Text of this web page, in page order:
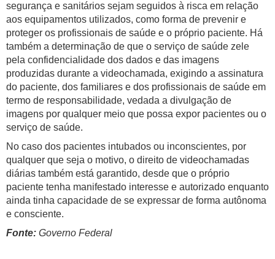
segurança e sanitários sejam seguidos à risca em relação
aos equipamentos utilizados, como forma de prevenir e
proteger os profissionais de saúde e o próprio paciente. Há
também a determinação de que o serviço de saúde zele
pela confidencialidade dos dados e das imagens
produzidas durante a videochamada, exigindo a assinatura
do paciente, dos familiares e dos profissionais de saúde em
termo de responsabilidade, vedada a divulgação de
imagens por qualquer meio que possa expor pacientes ou o
serviço de saúde.
No caso dos pacientes intubados ou inconscientes, por
qualquer que seja o motivo, o direito de videochamadas
diárias também está garantido, desde que o próprio
paciente tenha manifestado interesse e autorizado enquanto
ainda tinha capacidade de se expressar de forma autônoma
e consciente.
Fonte: Governo Federal